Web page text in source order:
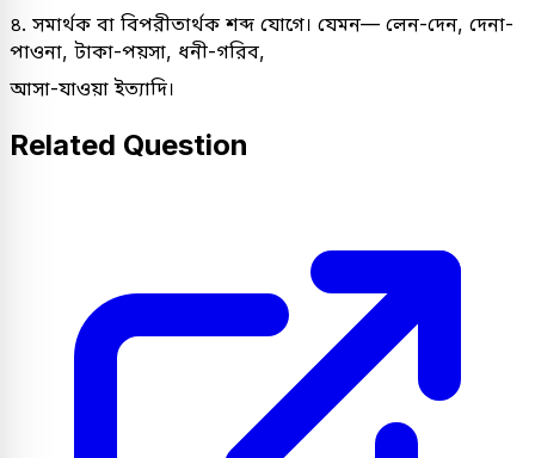
৪. সমার্থক বা বিপরীতার্থক শব্দ যোগে। যেমন— লেন-দেন, দেনা-
পাওনা, টাকা-পয়সা, ধনী-গরিব,
আসা-যাওয়া ইত্যাদি।
Related Question